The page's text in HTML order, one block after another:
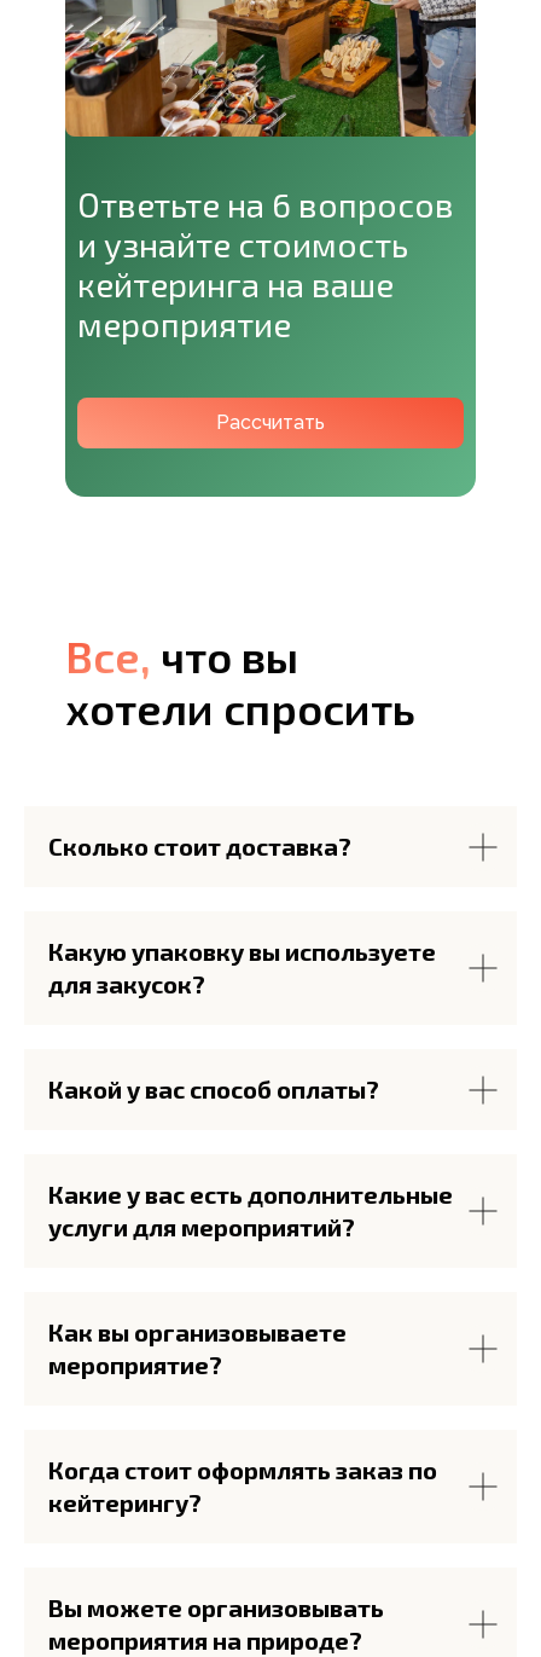
Рассчитать
Ответьте на 6 вопросов
и узнайте стоимость
кейтеринга на ваше
мероприятие
Все,
Все, что вы
хотели спросить
Сколько стоит доставка?
Какую упаковку вы используете
для закусок?
Какой у вас способ оплаты?
Какие у вас есть дополнительные
услуги для мероприятий?
Как вы организовываете
мероприятие?
Когда стоит оформлять заказ по
кейтерингу?
Вы можете организовывать
мероприятия на природе?